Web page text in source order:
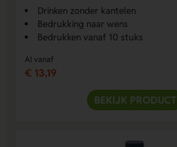
Drinken zonder kantelen
Bedrukking naar wens
Bedrukken vanaf 10 stuks
Al vanaf
€ 13,19
BEKIJK PRODUCT